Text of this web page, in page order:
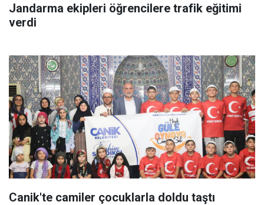
Jandarma ekipleri öğrencilere trafik eğitimi
verdi
Canik'te camiler çocuklarla doldu taştı